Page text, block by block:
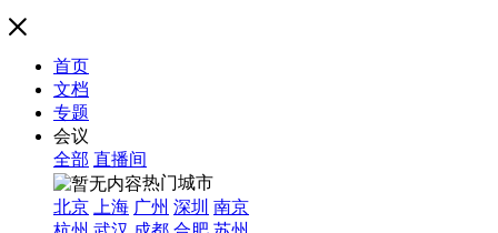
首页
文档
专题
会议
全部 直播间
热门城市
北京
上海 广州 深圳 南京